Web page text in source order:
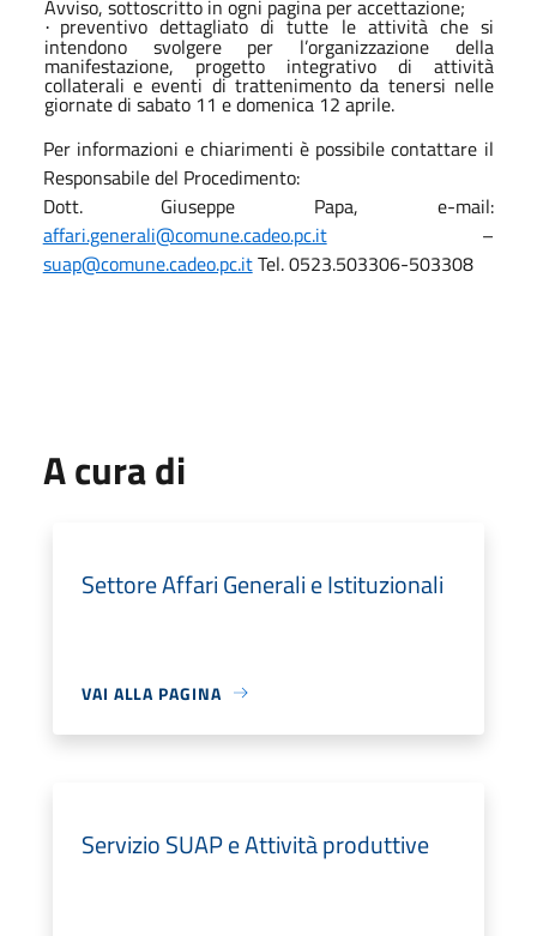
Avviso, sottoscritto in ogni pagina per accettazione;
· preventivo dettagliato di tutte le attività che si
intendono svolgere per l’organizzazione della
manifestazione,progetto integrativo di attività
collaterali e eventi di trattenimento da tenersi nelle
giornate di sabato 11 e domenica 12 aprile.
Per informazioni e chiarimenti è possibile contattare il
Responsabile del Procedimento:
Dott. Giuseppe Papa, e-mail:
affari.generali@comune.cadeo.pc.it–
suap@comune.cadeo.pc.itTel. 0523.503306-503308
A cura di
Settore Affari Generali e Istituzionali
VAI ALLA PAGINA
Servizio SUAP e Attività produttive